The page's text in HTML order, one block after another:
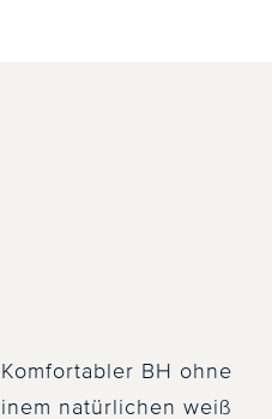
BH ohne
natürlichen weiß